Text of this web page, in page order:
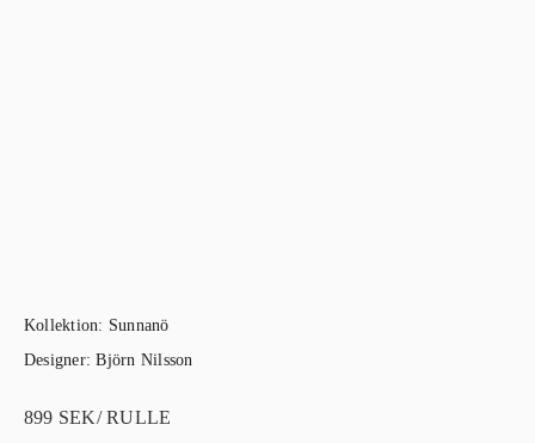
Kollektion: Sunnanö
Designer:Björn Nilsson
899 SEK/ RULLE